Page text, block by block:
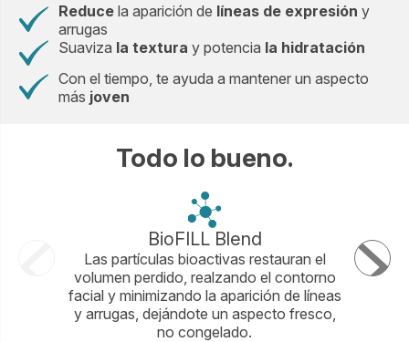
Reduce la aparición de líneas de expresión y
arrugas
Suaviza la textura y potencia la hidratación
Con el tiempo, te ayuda a mantener un aspecto
más joven
Todo lo bueno.
BioFILL Blend
Las partículas bioactivas restauran el
volumen perdido, realzando el contorno
facial y minimizando la aparición de líneas
y arrugas, dejándote un aspecto fresco,
no congelado.
Esta